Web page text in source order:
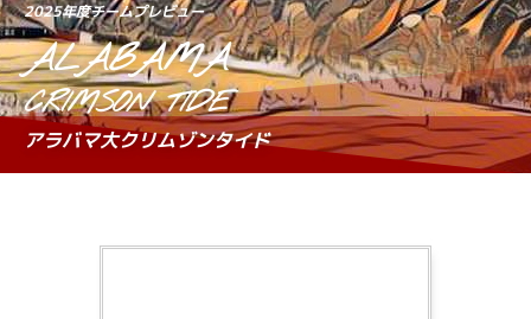
2025年度チームプレビュー
ALABAMA
CRIMSON TIDE
アラバマ大クリムゾンタイド